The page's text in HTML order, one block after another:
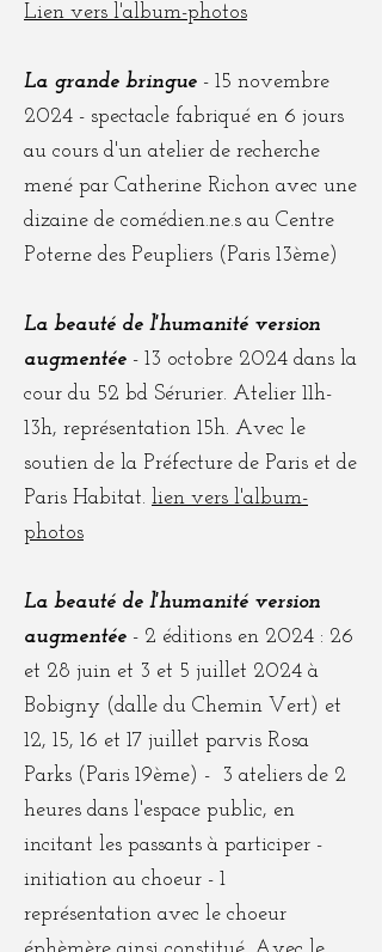
Lien vers l'album-photos
La grande bringue - 15 novembre
2024 - spectacle fabriqué en 6 jours
au cours d'un atelier de recherche
mené par Catherine Richon avec une
dizaine de comédien.ne.s au Centre
Poterne des Peupliers (Paris 13ème)
La beauté de l'humanité version
augmentée - 13 octobre 2024 dans la
cour du 52 bd Sérurier. Atelier 11h-
13h, représentation 15h. Avec le
soutien de la Préfecture de Paris et de
Paris Habitat. lien vers l'album-
photos
La beauté de l'humanité version
augmentée - 2 éditions en 2024 : 26
et 28 juin et 3 et 5 juillet 2024 à
Bobigny (dalle du Chemin Vert) et
12, 15, 16 et 17 juillet parvis Rosa
Parks (Paris 19ème) - 3 ateliers de 2
heures dans l'espace public, en
incitant les passants à participer -
initiation au choeur - 1
représentation avec le choeur